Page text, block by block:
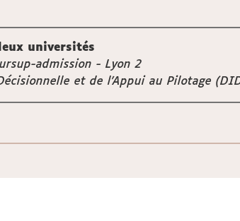
universités
admission - Lyon 2
et de l’Appui au Pilotage